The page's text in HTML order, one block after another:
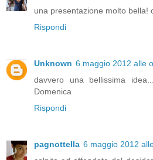
una presentazione molto bella!
Rispondi
Unknown 6 maggio 2012 alle
davvero una bellissima
Domenica
Rispondi
pagnottella 6 maggio 2012